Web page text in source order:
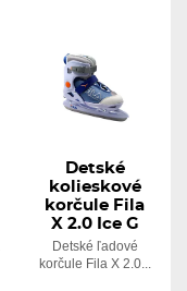
Detské
kolieskové
korčule Fila
X 2.0 Ice G
Detské ľadové
korčule Fila X 2.0...